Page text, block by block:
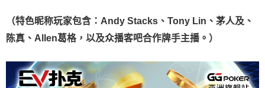
（特色昵称玩家包含： Andy Stacks、Tony Lin、茅人及、
陈真、Allen葛格，以及众播客吧合作牌手主播。）